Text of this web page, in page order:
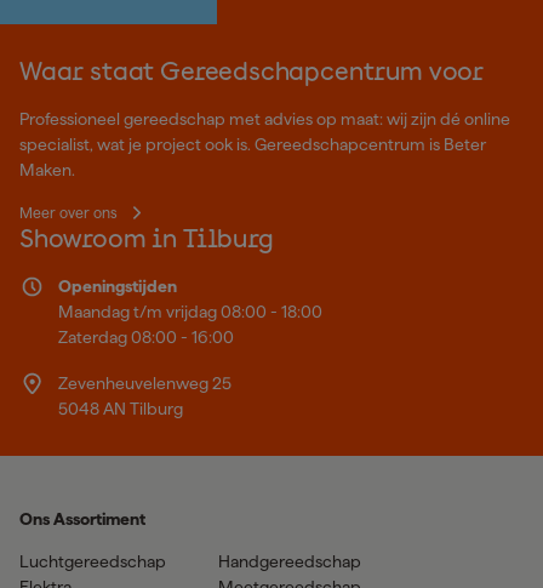
Waar staat Gereedschapcentrum voor
Professioneel gereedschap met advies op maat: wij zijn dé online
specialist, wat je project ook is. Gereedschapcentrum is Beter
Maken.
Meer over ons
Showroom in Tilburg
Openingstijden
Maandag t/m vrijdag 08:00 - 18:00
Zaterdag 08:00 - 16:00
Zevenheuvelenweg 25
5048 AN Tilburg
Ons Assortiment
Luchtgereedschap
Handgereedschap